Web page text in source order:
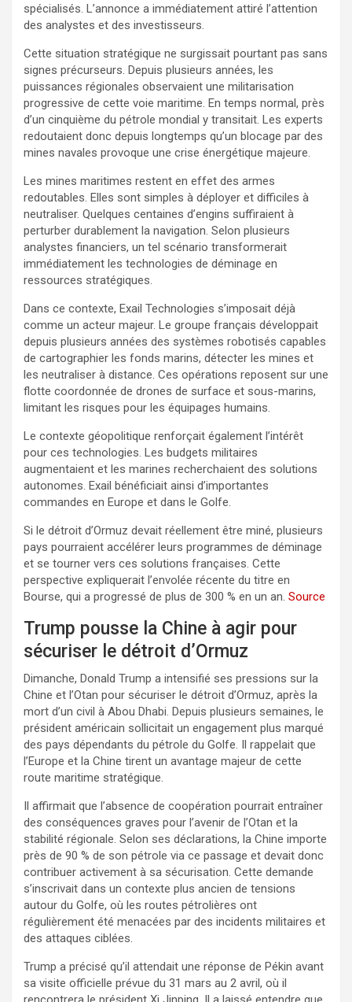
spécialisés. L’annonce a immédiatement attiré l’attention
des analystes et des investisseurs.
Cette situation stratégique ne surgissait pourtant pas sans
signes précurseurs. Depuis plusieurs années, les
puissances régionales observaient une militarisation
progressive de cette voie maritime. En temps normal, près
d’un cinquième du pétrole mondial y transitait. Les experts
redoutaient donc depuis longtemps qu’un blocage par des
mines navales provoque une crise énergétique majeure.
Les mines maritimes restent en effet des armes
redoutables. Elles sont simples à déployer et difficiles à
neutraliser. Quelques centaines d’engins suffiraient à
perturber durablement la navigation. Selon plusieurs
analystes financiers, un tel scénario transformerait
immédiatement les technologies de déminage en
ressources stratégiques.
Dans ce contexte, Exail Technologies s’imposait déjà
comme un acteur majeur. Le groupe français développait
depuis plusieurs années des systèmes robotisés capables
de cartographier les fonds marins, détecter les mines et
les neutraliser à distance. Ces opérations reposent sur une
flotte coordonnée de drones de surface et sous-marins,
limitant les risques pour les équipages humains.
Le contexte géopolitique renforçait également l’intérêt
pour ces technologies. Les budgets militaires
augmentaient et les marines recherchaient des solutions
autonomes. Exail bénéficiait ainsi d’importantes
commandes en Europe et dans le Golfe.
Si le détroit d’Ormuz devait réellement être miné, plusieurs
pays pourraient accélérer leurs programmes de déminage
et se tourner vers ces solutions françaises. Cette
perspective expliquerait l’envolée récente du titre en
Bourse, qui a progressé de plus de 300 % en un an. Source
Trump pousse la Chine à agir pour
sécuriser le détroit d’Ormuz
Dimanche, Donald Trump a intensifié ses pressions sur la
Chine et l’Otan pour sécuriser le détroit d’Ormuz, après la
mort d’un civil à Abou Dhabi. Depuis plusieurs semaines, le
président américain sollicitait un engagement plus marqué
des pays dépendants du pétrole du Golfe. Il rappelait que
l’Europe et la Chine tirent un avantage majeur de cette
route maritime stratégique.
Il affirmait que l’absence de coopération pourrait entraîner
des conséquences graves pour l’avenir de l’Otan et la
stabilité régionale. Selon ses déclarations, la Chine importe
près de 90 % de son pétrole via ce passage et devait donc
contribuer activement à sa sécurisation. Cette demande
s’inscrivait dans un contexte plus ancien de tensions
autour du Golfe, où les routes pétrolières ont
régulièrement été menacées par des incidents militaires et
des attaques ciblées.
Trump a précisé qu’il attendait une réponse de Pékin avant
sa visite officielle prévue du 31 mars au 2 avril, où il